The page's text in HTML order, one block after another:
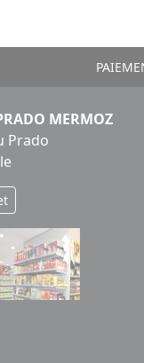
MERMOZ
Prado